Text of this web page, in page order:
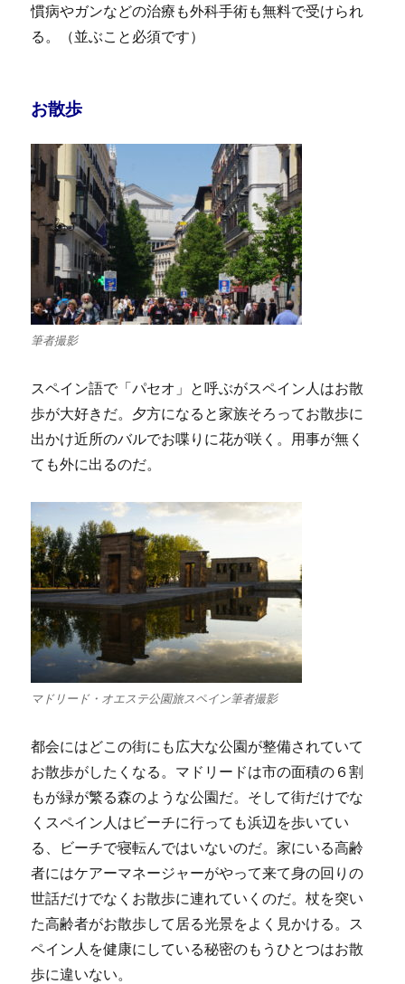
慣病やガンなどの治療も外科手術も無料で受けられ
る。（並ぶこと必須です）
お散歩
筆者撮影
スペイン語で「パセオ」と呼ぶがスペイン人はお散
歩が大好きだ。夕方になると家族そろってお散歩に
出かけ近所のバルでお喋りに花が咲く。用事が無く
ても外に出るのだ。
マドリード・オエステ公園旅スペイン筆者撮影
都会にはどこの街にも広大な公園が整備されていて
お散歩がしたくなる。マドリードは市の面積の６割
もが緑が繁る森のような公園だ。そして街だけでな
くスペイン人はビーチに行っても浜辺を歩いてい
る、ビーチで寝転んではいないのだ。家にいる高齢
者にはケアーマネージャーがやって来て身の回りの
世話だけでなくお散歩に連れていくのだ。杖を突い
た高齢者がお散歩して居る光景をよく見かける。ス
ペイン人を健康にしている秘密のもうひとつはお散
歩に違いない。